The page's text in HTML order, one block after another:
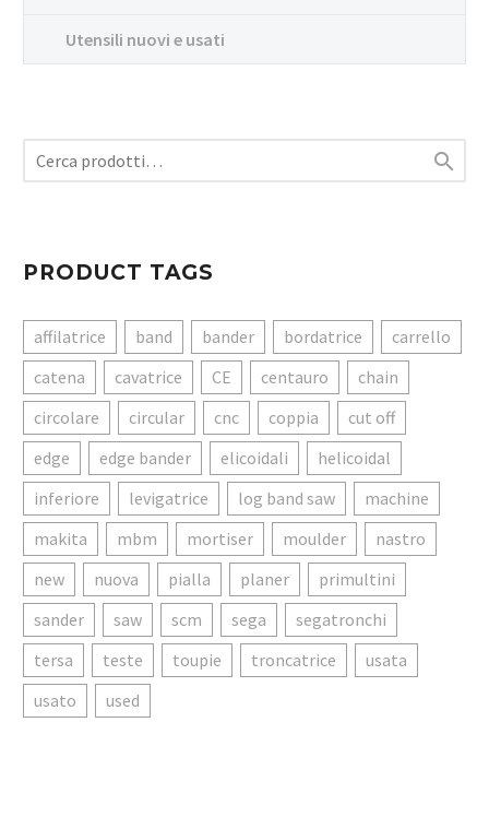
Utensili nuovi e usati

PRODUCT TAGS
affilatrice band bander bordatrice
carrello
catena
cavatrice CE centauro
chain
circolare
circular cnc coppia
cut off
edge
edge bander elicoidali
helicoidal
inferiore
levigatrice log band saw
machine
makita
mbm mortiser moulder
nastro
new
nuova pialla planer
primultini
sander
saw scm sega
segatronchi
tersa
teste toupie troncatrice
usata
usato
used